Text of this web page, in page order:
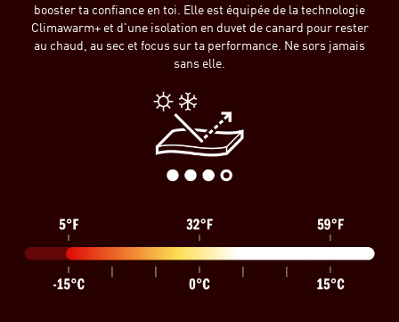
booster ta confiance en toi. Elle est équipée de la technologie
Climawarm+ et d'une isolation en duvet de canard pour rester
au chaud, au sec et focus sur ta performance. Ne sors jamais
sans elle.